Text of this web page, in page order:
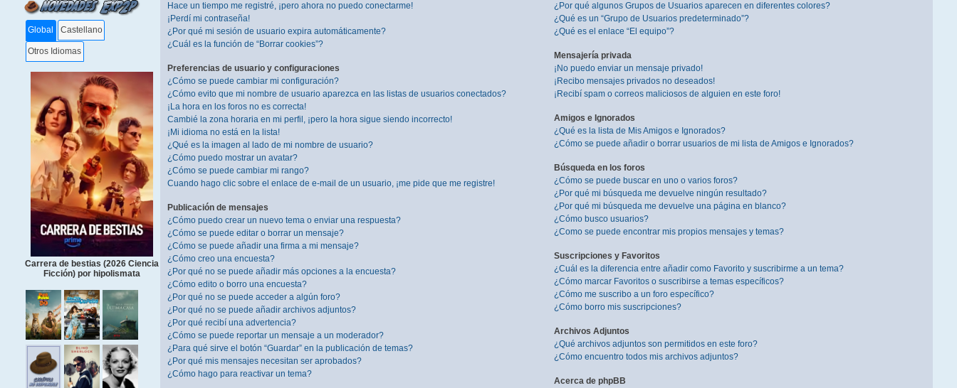
Global Castellano
Otros Idiomas
Carrera de bestias (2026 Ciencia
Ficción) por hipolismata
Hace un tiempo me registré, ¡pero ahora no puedo conectarme!
¡Perdí mi contraseña!
¿Por qué mi sesión de usuario expira automáticamente?
¿Cuál es la función de “Borrar cookies”?
Preferencias de usuario y configuraciones
¿Cómo se puede cambiar mi configuración?
¿Cómo evito que mi nombre de usuario aparezca en las listas de usuarios conectados?
¡La hora en los foros no es correcta!
Cambié la zona horaria en mi perfil, ¡pero la hora sigue siendo incorrecto!
¡Mi idioma no está en la lista!
¿Qué es la imagen al lado de mi nombre de usuario?
¿Cómo puedo mostrar un avatar?
¿Cómo se puede cambiar mi rango?
Cuando hago clic sobre el enlace de e-mail de un usuario, ¡me pide que me registre!
Publicación de mensajes
¿Cómo puedo crear un nuevo tema o enviar una respuesta?
¿Cómo se puede editar o borrar un mensaje?
¿Cómo se puede añadir una firma a mi mensaje?
¿Cómo creo una encuesta?
¿Por qué no se puede añadir más opciones a la encuesta?
¿Cómo edito o borro una encuesta?
¿Por qué no se puede acceder a algún foro?
¿Por qué no se puede añadir archivos adjuntos?
¿Por qué recibí una advertencia?
¿Cómo se puede reportar un mensaje a un moderador?
¿Para qué sirve el botón “Guardar” en la publicación de temas?
¿Por qué mis mensajes necesitan ser aprobados?
¿Cómo hago para reactivar un tema?
¿Por qué algunos Grupos de Usuarios aparecen en diferentes colores?
¿Qué es un “Grupo de Usuarios predeterminado”?
¿Qué es el enlace “El equipo”?
Mensajería privada
¡No puedo enviar un mensaje privado!
¡Recibo mensajes privados no deseados!
¡Recibí spam o correos maliciosos de alguien en este foro!
Amigos e Ignorados
¿Qué es la lista de Mis Amigos e Ignorados?
¿Cómo se puede añadir o borrar usuarios de mi lista de Amigos e Ignorados?
Búsqueda en los foros
¿Cómo se puede buscar en uno o varios foros?
¿Por qué mi búsqueda me devuelve ningún resultado?
¿Por qué mi búsqueda me devuelve una página en blanco?
¿Cómo busco usuarios?
¿Como se puede encontrar mis propios mensajes y temas?
Suscripciones y Favoritos
¿Cuál es la diferencia entre añadir como Favorito y suscribirme a un tema?
¿Cómo marcar Favoritos o suscribirse a temas específicos?
¿Cómo me suscribo a un foro específico?
¿Cómo borro mis suscripciones?
Archivos Adjuntos
¿Qué archivos adjuntos son permitidos en este foro?
¿Cómo encuentro todos mis archivos adjuntos?
Acerca de phpBB